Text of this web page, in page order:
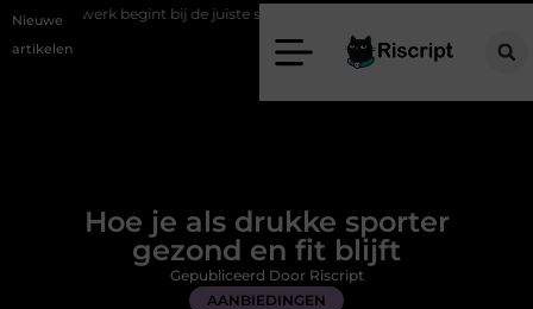
Nieuwe
artikelen
bij de juiste stretch werkbroek
Hoe je als drukke sporter
gezond en fit blijft
AANBIEDINGEN
Gepubliceerd Door Riscript